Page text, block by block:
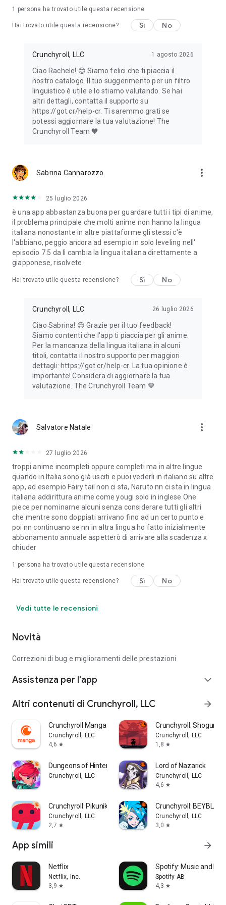
membership tier.
Privacy Policy:
1 persona ha trovato utile questa recensione
Hai trovato utile questa recensione? Sì No
Crunchyroll, LLC 1 agosto 2026
Ciao Rachele! 😊 Siamo felici che ti piaccia il
nostro catalogo. Il tuo suggerimento per un filtro
linguistico è utile e lo stiamo valutando. Se hai
altri dettagli, contatta il supporto su
https://got.cr/help-cr. Ti saremmo grati se
potessi aggiornare la tua valutazione! The
Crunchyroll Team 🧡
Sabrina Cannarozzo more_vert
25 luglio 2026
è una app abbastanza buona per guardare tutti i tipi di anime,
il problema principale che molti anime non hanno la lingua
italiana nonostante in altre piattaforme gli stessi c'è
l'abbiano, peggio ancora ad esempio in solo leveling nell'
episodio 7.5 da lì cambia la lingua italiana direttamente a
giapponese, risolvete
Hai trovato utile questa recensione? Sì No
Crunchyroll, LLC 26 luglio 2026
Ciao Sabrina! 😊 Grazie per il tuo feedback!
Siamo contenti che l'app ti piaccia per gli anime.
Per la mancanza della lingua italiana in alcuni
titoli, contatta il nostro supporto per maggiori
dettagli: https://got.cr/help-cr. La tua opinione è
importante! Considera di aggiornare la tua
valutazione. The Crunchyroll Team 🧡
Salvatore Natale more_vert
27 luglio 2026
troppi anime incompleti oppure completi ma in altre lingue
quando in Italia sono già usciti e puoi vederli in italiano su altre
app, ad esempio Fairy tail non ci sta, Naruto nn ci sta in lingua
italiana addirittura anime come yougi solo in inglese One
piece per nominarne alcuni senza considerare tutti gli altri
che mentre sono doppiati arrivano fino ad un certo punto e
poi nn continuano se nn in altra lingua ho fatto inizialmente
abbonamento annuale aspetterò di arrivare alla scadenza x
chiuder
1 persona ha trovato utile questa recensione
Hai trovato utile questa recensione? Sì No
Vedi tutte le recensioni
Novità
Correzioni di bug e miglioramenti delle prestazioni
Assistenza per l'app expand_more
Altri contenuti di Crunchyroll, LLC arrow_forward
Crunchyroll Manga
Crunchyroll, LLC
4,6 star
Crunchyroll: Shogun
Crunchyroll, LLC
1,8 star
Dungeons of Hinterberg
Crunchyroll, LLC
Lord of Nazarick
Crunchyroll, LLC
4,6 star
Crunchyroll: Pikuniku
Crunchyroll, LLC
2,7 star
Crunchyroll:
Crunchyroll, LLC
3,0 star
App simili arrow_forward
Netflix
Netflix, Inc.
3,9 star
Spotify: Music and
Spotify AB
4,3 star